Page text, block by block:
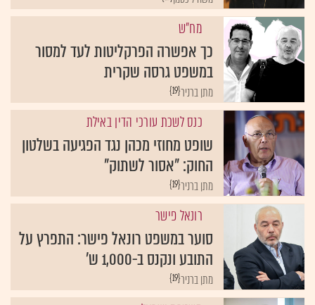
כך אפשרה הפרקליטות לעד למסור
במשפט גרסה שקרית
{19}מתן ברניר
שופט מחוזי מכהן נגד הפגיעה בשלטון
החוק: "אסור לשתוק"
מתן ברניר
סוער במשפט רונאל פישר: התפרץ על
התובע ונקנס ב-1,000 ש'
{19}מתן ברניר